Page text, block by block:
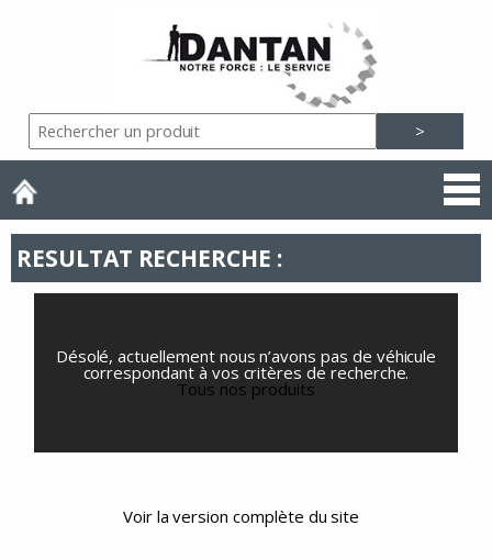
RESULTAT RECHERCHE :
Désolé, actuellement nous n’avons pas de véhicule
correspondant à vos critères de recherche.
Tous nos produits
Voir la version complète du site